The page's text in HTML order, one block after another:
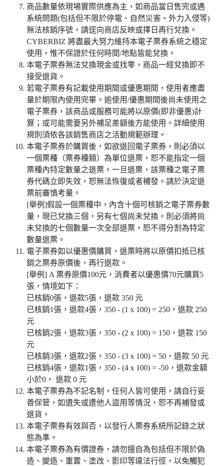
商品數量依現場實際供應為主，如商品當日售完或遇
系統問題(包括但不限於停電、自然災害、外力入侵等)
無法核銷序號，請逕向商店反映或擇日再行兌換。
CYBERBIZ 將盡最大努力維持本電子票券系統之穩定
使用，惟不保證於任何時間/地點皆能兌換。
本電子票券無法兌換現金或找零，商品一經兌換即不
接受退貨。
若電子票券有記載使用期間或優惠期間，使用者應盡
量於期限內使用完畢。逾使用/優惠期間後尚未使用之
電子票券，該商品或服務可能將以原價(即非優惠)計
算；或可能需要另外補足差額後方能使用。詳細使用
規則須依各該銷售商店之活動規範辦理。
本電子票券於購買後，如欲退回電子票券，則必須以
一個票種（票券種類）為單位退票，恕不能指定一個
票種內特定數量之退票。一旦退票，該票種之電子票
券代碼立即失效，恕無法恢復或者補發。請於決定退
票前審慎考量。
[舉例]假設一個票種中，內含十個可核銷之電子票券數
量，現已兌換三個，另有七個尚未兌換。則必須將尚
未兌換的七個數量一次全部退票，恕不得分割為特定
數量退票。
電子票券如以優惠價購買，退票時將以原價扣抵已核
銷之票券原價後，再行退款。
[舉例] A 票券原價100元，消費者以優惠價70元購買5
張，情境如下：
已核銷0張，退款5張，退款 350 元
已核銷1張，退款4張，350 - (1 x 100) = 250，退款 250
元
已核銷2張，退款3張，350 - (2 x 100) = 150，退款 150
元
已核銷3張，退款2張，350 - (3 x 100) = 50，退款 50 元
已核銷4張，退款1張，350 - (4 x 100) = -50，退款金額
小於0， 退款 0 元
本電子票券為不記名制，任何人皆可使用，請自行妥
善保管，如遺失或遭他人盜用等情況，恕不再補發或
退貨。
本電子票券有效與否，以發行人票券系統所記錄之狀
態為準。
本電子票券為有價證券，請勿擅自為包括但不限於偽
造、變造、重置、塗改、影印等違法行徑，以免觸犯